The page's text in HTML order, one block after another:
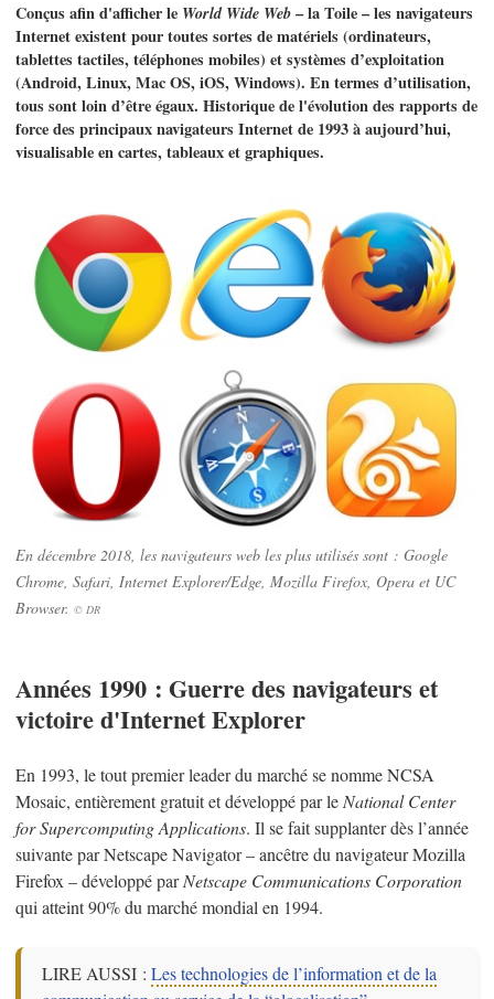
Conçus afin d'afficher le World Wide Web– la Toile – les navigateurs
Internet existent pour toutes sortes de matériels (ordinateurs,
tablettes tactiles, téléphones mobiles) et systèmes d’exploitation
(Android, Linux, Mac OS, iOS, Windows). En termes d’utilisation,
tous sont loin d’être égaux. Historique de l'évolution des rapports de
force des principaux navigateurs Internet de 1993 à aujourd’hui,
visualisable en cartes, tableaux et graphiques.
En décembre 2018, les navigateurs web les plus utilisés sont : Google
Chrome, Safari, Internet Explorer/Edge, Mozilla Firefox, Opera et UC
Browser. © DR
Années 1990 : Guerre des navigateurs et
victoire d'Internet Explorer
En 1993, le tout premier leader du marché se nomme NCSA
Mosaic, entièrement gratuit et développé par le National Center
for Supercomputing Applications. Il se fait supplanter dès l’année
suivante par Netscape Navigator – ancêtre du navigateur Mozilla
Firefox – développé parNetscape Communications Corporation
qui atteint 90% du marché mondial en 1994.
LIRE AUSSI :Les technologies de l’information et de la